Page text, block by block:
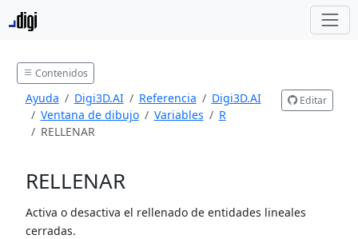
Contenidos
Ayuda Digi3D.AI Referencia
Digi3D.AI
Ventana de dibujo
Variables
R
RELLENAR
Editar
RELLENAR
Activa o desactiva el rellenado de entidades lineales
cerradas.